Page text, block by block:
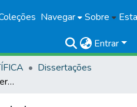
Navegar Sobre
Entrar
Dissertações
Geologia estrutural das serras Curamalal e Bravard, porção oeste do cinturão móvel paleozóico Sierra de la Ventana, Argentina.